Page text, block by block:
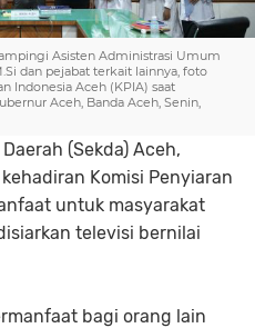
Asisten Administrasi Umum
dan pejabat terkait lainnya, foto
Indonesia Aceh (KPIA) saat
Aceh, Banda Aceh, Senin,
(Sekda) Aceh,
Komisi Penyiaran
untuk masyarakat
televisi bernilai
bagi orang lain